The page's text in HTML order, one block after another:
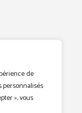
de
», vous